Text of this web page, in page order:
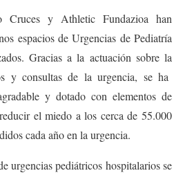
Cruces y Athletic Fundazioa han
espacios de Urgencias de Pediatría
Gracias a la actuación sobre la
y consultas de la urgencia, se ha
y dotado con elementos de
el miedo a los cerca de 55.000
cada año en la urgencia.
urgencias pediátricos hospitalarios se